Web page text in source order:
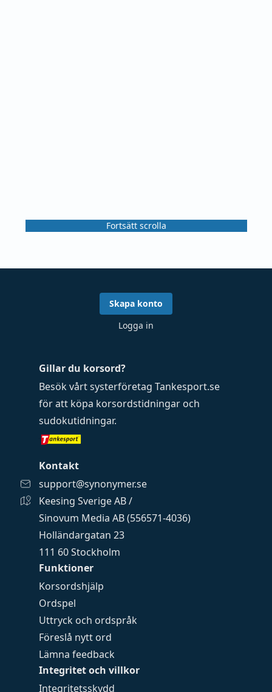
Fortsätt scrolla
Funktioner
Korsordshjälp
Ordspel
Uttryck och ordspråk
Föreslå nytt ord
Lämna feedback
Integritet och villkor
Integritetsskydd
Gillar du korsord?
Besök vårt systerföretag Tankesport.se
för att köpa korsordstidningar och
sudokutidningar.
Kontakt
support@synonymer.se
Keesing Sverige AB /
Sinovum Media AB (556571-4036)
Holländargatan 23
111 60 Stockholm
Skapa konto
Logga in